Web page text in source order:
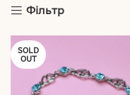
Фільтр
SOLD
OUT